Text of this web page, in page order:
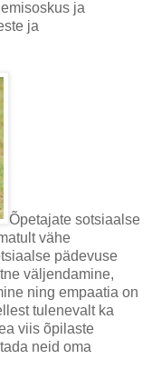
ja
ja
Õpetajate sotsiaalse
vähe
pädevuse
väljendamine,
ning empaatia on
tulenevalt ka
viis õpilaste
neid oma